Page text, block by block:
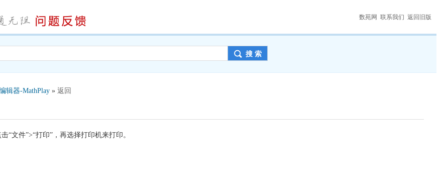
数苑网 联系我们 返回旧版
辑器-MathPlay » 返回
“文件”>“打印”，再选择打印机来打印。